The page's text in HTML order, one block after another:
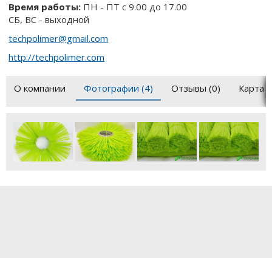
Время работы: ПН - ПТ с 9.00 до 17.00
СБ, ВС - выходной
techpolimer@gmail.com
http://techpolimer.com
О компании Фотографии (4) Отзывы (0) Карта